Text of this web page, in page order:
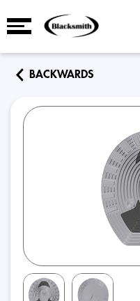
BACKWARDS